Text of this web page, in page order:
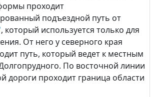
проходит
подъездной путь от
, который используется только для
От него у северного края
путь, который ведет к местным
По восточной линии
дороги проходит граница области